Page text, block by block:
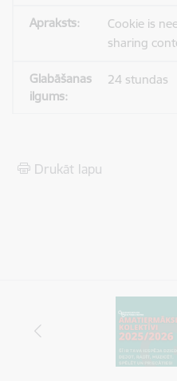
Cookie is
sharing
24 stundas
Drukāt lapu